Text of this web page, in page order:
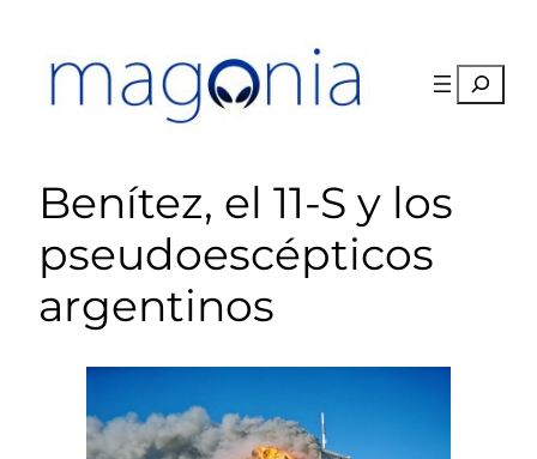
contenido
Buscar
Benítez, el 11-S y los
pseudoescépticos
argentinos